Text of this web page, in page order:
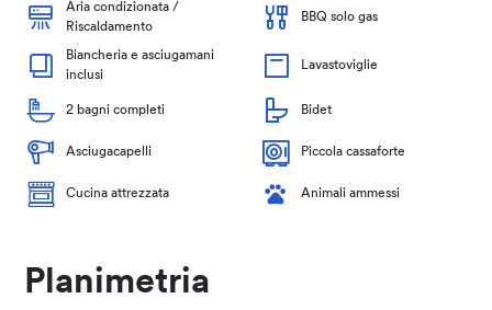
Aria condizionata /
Riscaldamento
BBQ solo gas
Biancheria e asciugamani
inclusi
Lavastoviglie
2 bagni completi Bidet
Asciugacapelli Piccola cassaforte
Cucina attrezzata Animali ammessi
Planimetria